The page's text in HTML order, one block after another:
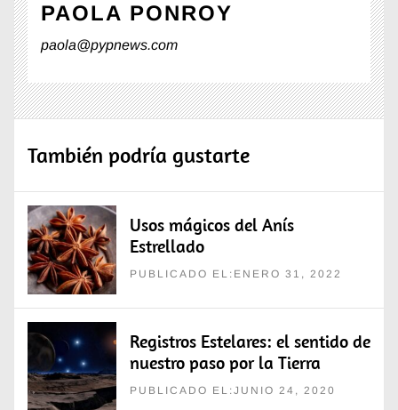
PAOLA PONROY
paola@pypnews.com
También podría gustarte
Usos mágicos del Anís
Estrellado
PUBLICADO EL:ENERO 31, 2022
Registros Estelares: el sentido de
nuestro paso por la Tierra
PUBLICADO EL:JUNIO 24, 2020